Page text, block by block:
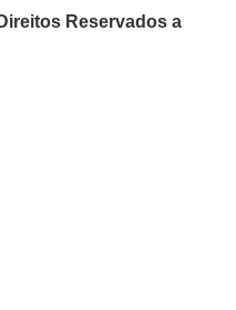
Reservados a